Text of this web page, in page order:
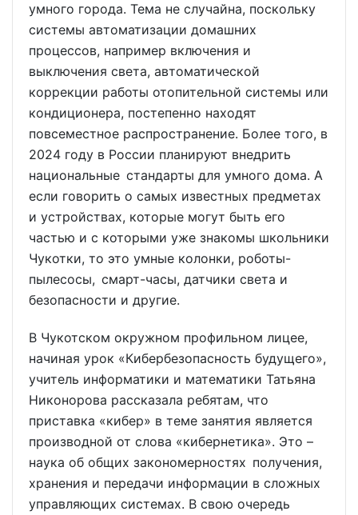
умного города. Тема не случайна, поскольку
системы автоматизации домашних
процессов, например включения и
выключения света, автоматической
коррекции работы отопительной системы или
кондиционера, постепенно находят
повсеместное распространение. Более того, в
2024 году в России планируют внедрить
национальные стандарты для умного дома. А
если говорить о самых известных предметах
и устройствах, которые могут быть его
частью и с которыми уже знакомы школьники
Чукотки, то это умные колонки, роботы-
пылесосы, смарт-часы, датчики света и
безопасности и другие.
В Чукотском окружном профильном лицее,
начиная урок «Кибербезопасность будущего»,
учитель информатики и математики Татьяна
Никонорова рассказала ребятам, что
приставка «кибер» в теме занятия является
производной от слова «кибернетика». Это –
наука об общих закономерностях получения,
хранения и передачи информации в сложных
управляющих системах. В свою очередь